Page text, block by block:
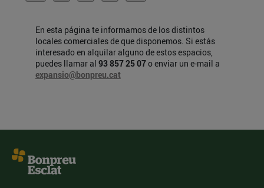
En esta página te informamos de los distintos
locales comerciales de que disponemos. Si estás
interesado en alquilar alguno de estos espacios,
puedes llamar al 93 857 25 07o enviar un e-mail a
expansio@bonpreu.cat